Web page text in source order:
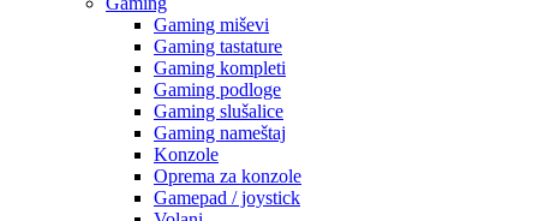
Gaming miševi
Gaming tastature
Gaming kompleti
Gaming podloge
Gaming slušalice
Gaming nameštaj
Konzole
Oprema za konzole
Gamepad / joystick